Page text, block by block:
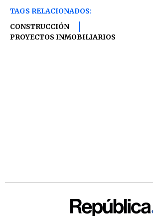
TAGS RELACIONADOS:
CONSTRUCCIÓN
PROYECTOS INMOBILIARIOS